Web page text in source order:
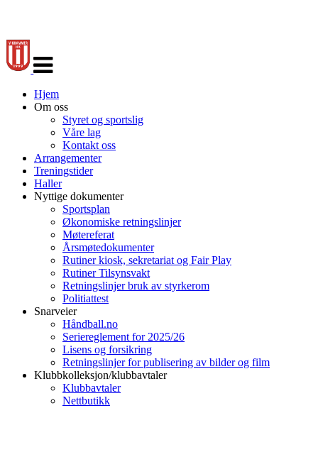
navigasjon
Hjem
Om oss
Styret og sportslig
Våre lag
Kontakt oss
Arrangementer
Treningstider
Haller
Nyttige dokumenter
Sportsplan
Økonomiske retningslinjer
Møtereferat
Årsmøtedokumenter
Rutiner kiosk, sekretariat og Fair Play
Rutiner Tilsynsvakt
Retningslinjer bruk av styrkerom
Politiattest
Snarveier
Håndball.no
Seriereglement for 2025/26
Lisens og forsikring
Retningslinjer for publisering av bilder og film
Klubbkolleksjon/klubbavtaler
Klubbavtaler
Nettbutikk